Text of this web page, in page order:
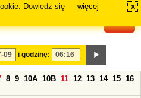
Dowiedz się
więcej x
i godzinę:
8 9 10A 10B 11 12 13 14 15 16